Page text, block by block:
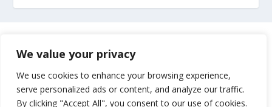
We value your privacy
We use cookies to enhance your browsing experience,
serve personalized ads or content, and analyze our traffic.
By clicking "Accept All", you consent to our use of cookies.
Impressum
Uvjeti korištenja